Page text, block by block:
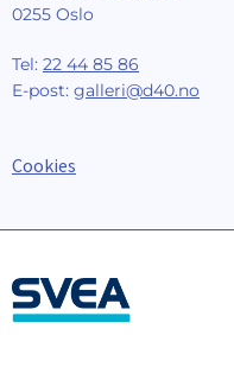
0255 Oslo
Tel: 22 44 85 86
E-post: galleri@d40.no
Cookies